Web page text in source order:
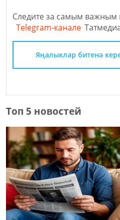
Следите за самым важным
Telegram-канале
Яңалыклар битенә
Топ 5 новостей